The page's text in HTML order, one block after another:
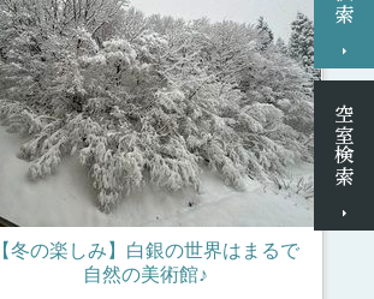
【冬の楽しみ】白銀の世界はまるで
自然の美術館♪